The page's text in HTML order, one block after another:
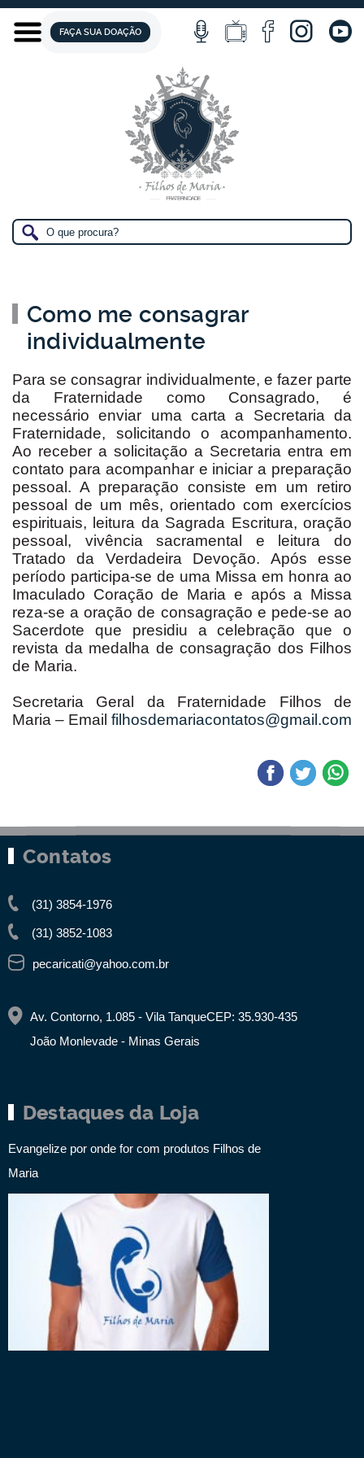
FAÇA SUA DOAÇÃO
Como me consagrar
individualmente
Para se consagrar individualmente, e fazer parte
da Fraternidade como Consagrado, é
necessário enviar uma carta a Secretaria da
Fraternidade, solicitando o acompanhamento.
Ao receber a solicitação a Secretaria entra em
contato para acompanhar e iniciar a preparação
pessoal. A preparação consiste em um retiro
pessoal de um mês, orientado com exercícios
espirituais, leitura da Sagrada Escritura, oração
pessoal, vivência sacramental e leitura do
Tratado da Verdadeira Devoção. Após esse
período participa-se de uma Missa em honra ao
Imaculado Coração de Maria e após a Missa
reza-se a oração de consagração e pede-se ao
Sacerdote que presidiu a celebração que o
revista da medalha de consagração dos Filhos
de Maria.
Secretaria Geral da Fraternidade Filhos de
Maria – Email filhosdemariacontatos@gmail.com
Contatos
(31) 3854-1976
(31) 3852-1083
pecaricati@yahoo.com.br
Av. Contorno, 1.085 - Vila TanqueCEP: 35.930-435
João Monlevade - Minas Gerais
Destaques da Loja
Evangelize por onde for com produtos Filhos de
Maria